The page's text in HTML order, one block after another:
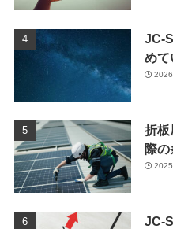
JC-
めて
折板
際
JC-